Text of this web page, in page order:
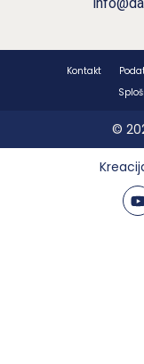
Kontakt
©